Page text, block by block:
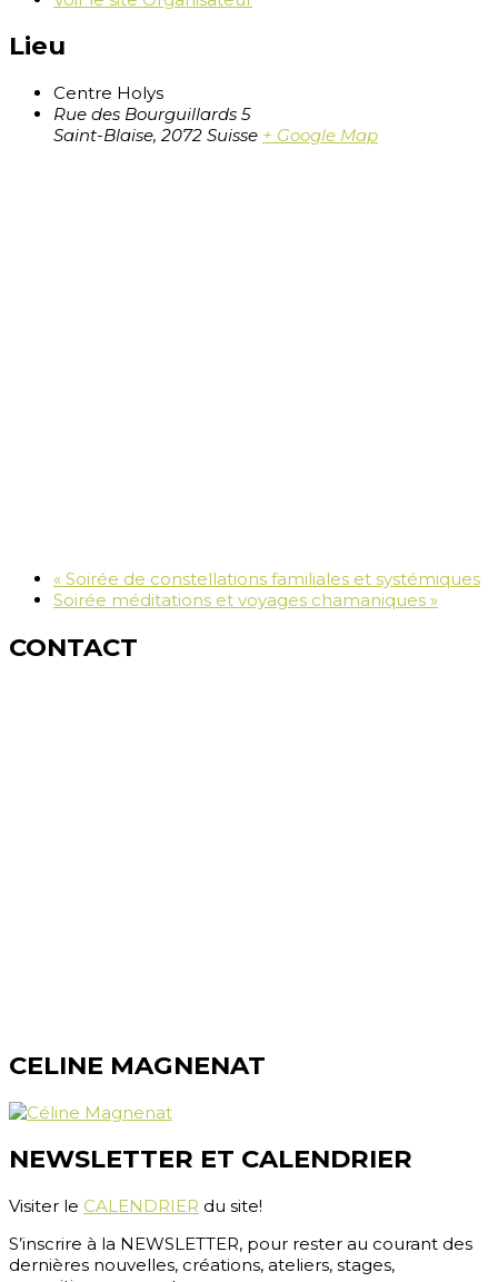
Lieu
Centre Holys
Rue des Bourguillards 5
Saint-Blaise, 2072 Suisse + Google Map
« Soirée de constellations familiales et systémiques
Soirée méditations et voyages chamaniques »
CONTACT
CELINE MAGNENAT
NEWSLETTER ET CALENDRIER
Visiter le CALENDRIER du site!
S’inscrire à la NEWSLETTER, pour rester au courant des
dernières nouvelles, créations, ateliers, stages,